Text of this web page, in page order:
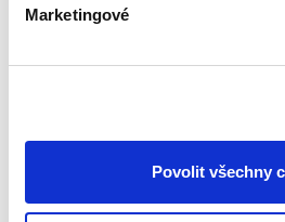
Marketingové
Povolit všechny
českém kontextu setkat. V